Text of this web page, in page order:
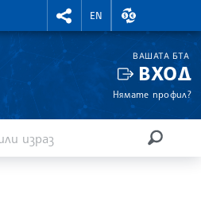
RIGHTMENU.SOCIAL
EN
ВАЛУТНИ
ВАШАТА БТА
ВХОД
Нямате профил?